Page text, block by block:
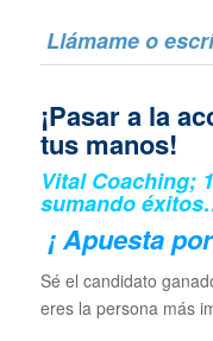
Llámame o
¡Pasar a la
tus manos!
Vital Coaching;
sumando
¡ Apuesta
Sé el candidato
eres la persona más